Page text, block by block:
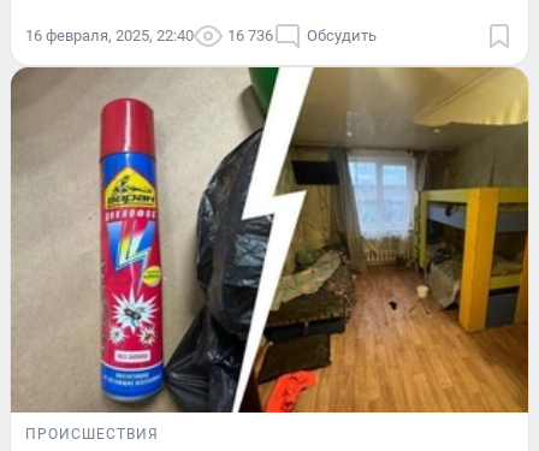
16 февраля, 2025, 22:40 16 736 Обсудить
ПРОИСШЕСТВИЯ